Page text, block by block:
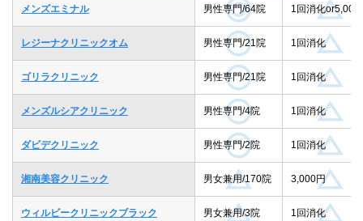
メンズエミナル 男性専門/64院 1回消化or5,000
レジーナクリニックオム 男性専門/21院 1回消化
ゴリラクリニック 男性専門/21院 1回消化
メンズルシアクリニック 男性専門/4院 1回消化
ダビデクリニック 男性専門/2院 1回消化
湘南美容クリニック 男女兼用/170院 3,000円
ウィルビークリニックブラック 男女兼用/3院 1回消化